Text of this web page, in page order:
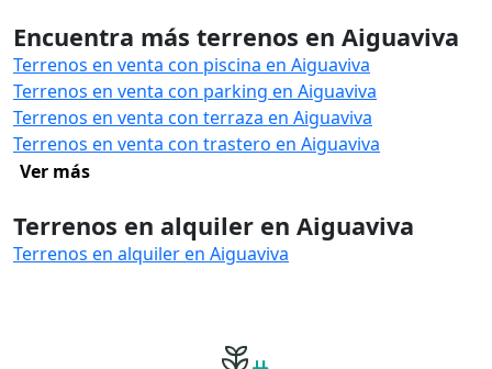
Encuentra más terrenos en Aiguaviva
Terrenos en venta con piscina en Aiguaviva
Terrenos en venta con parking en Aiguaviva
Terrenos en venta con terraza en Aiguaviva
Terrenos en venta con trastero en Aiguaviva
Ver más
Terrenos en alquiler en Aiguaviva
Terrenos en alquiler en Aiguaviva